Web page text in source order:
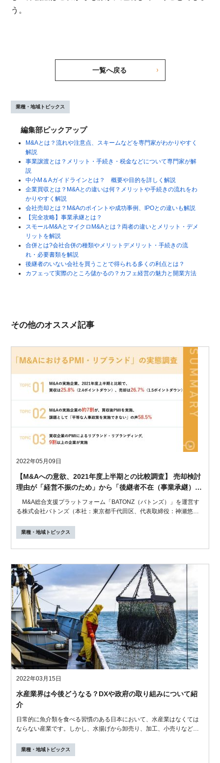
う。
一覧へ戻る
業種・地域トピックス
編集部ピックアップ
M&Aとは？流れや注意点、スキームなどを専門家がわかりやすく
解説
事業譲渡とは？メリット・手続き・税金などについて専門家が解
説
中小M＆Aガイドラインとは？ 概要や目的を詳しく解説
企業買収とは？M&Aとの違いは何？メリットや手続きの流れをわ
かりやすく解説
会社売却とは？M&Aのポイントや成功事例、IPOとの違いも解説
【完全攻略】事業承継とは？
スモールM&AとマイクロM&Aとは？両者の違いとメリット・デメ
リットを解説
合併とは?会社合併の種類やメリットデメリット・手続きの流
れ・必要書類を解説
後継者のいない会社を買うことで得られる多くの利点とは？
カフェって実際のところ儲かるの？カフェ経営の魅力と開業方法
その他のオススメ記事
2022年05月09日
【M&Aへの意欲、2021年度上半期との比較調査】 売却検討
理由が「経営不振のため」から「後継者不在（事業承継）」
に変化
M&A総合支援プラットフォーム「BATONZ（バトンズ）」を運営す
る株式会社バトンズ（本社：東京都千代田区、代表取締役：神瀬悠
業種・地域トピックス
2022年03月15日
水産業界は今後どうなる？DXや政府の取り組みについて紹
介
日常的に魚介類を食べる習慣のある日本において、水産業はなくては
ならない産業です。しかし、水揚げから卸売り、加工、小売りなどを
業種・地域トピックス